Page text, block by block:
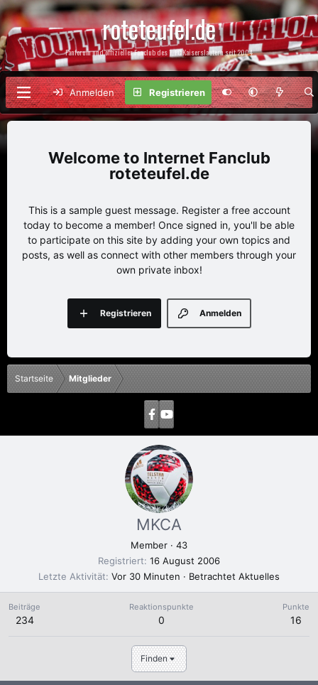
roteteufel.de
Fanforum und offizieller Fanclub des 1. FC Kaiserslautern seit 2004
Anmelden Registrieren
Internet Fanclub
roteteufel.de
This is a sample guest message. Register a free account
today to become a member! Once signed in, you'll be able
to participate on this site by adding your own topics and
posts, as well as connect with other members through your
own private inbox!
Anmelden
Registrieren
Startseite Mitglieder
MKCA
Member · 43
Registriert 16 August 2006
Letzte Aktivität Vor 30 Minuten · Betrachtet Aktuelles
Beiträge
234
Reaktionspunkte
0
Punkte
16
Finden